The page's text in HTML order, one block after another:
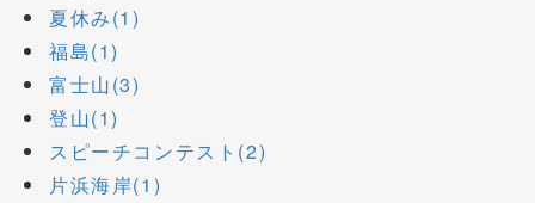
夏休み(1)
福島(1)
富士山(3)
登山(1)
スピーチコンテスト(2)
片浜海岸(1)